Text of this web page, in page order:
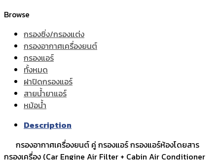
Browse
กรองซิ่ง/กรองแต่ง
กรองอากาศเครื่องยนต์
กรองแอร์
ทั้งหมด
ฝาปิดกรองแอร์
สายน้ำยาแอร์
หม้อน้ำ
Description
กรองอากาศเครื่องยนต์ คู่ กรองแอร์ กรองแอร์ห้องโดยสาร
กรองเครื่อง (Car Engine Air Filter + Cabin Air Conditioner